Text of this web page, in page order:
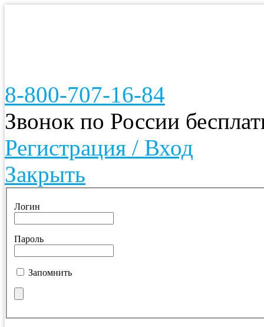
8-800-707-16-84
Звонок по России
Регистрация / Вход
Закрыть
Логин
Пароль
Запомнить